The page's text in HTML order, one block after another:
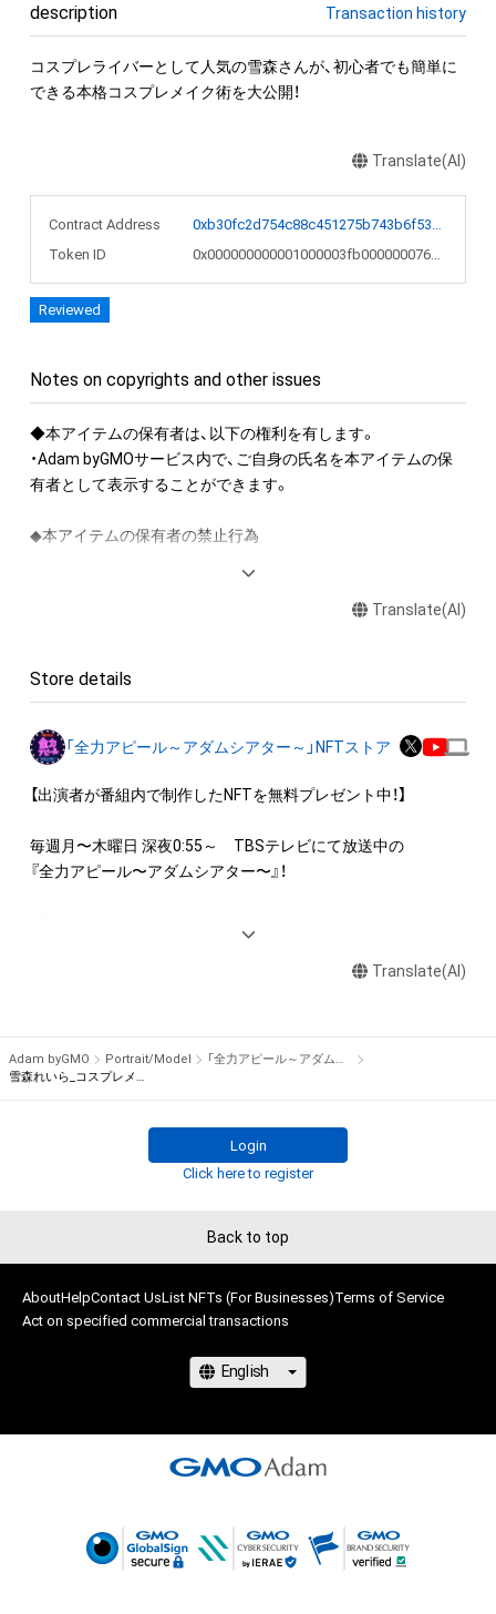
description Transaction history
コスプレライバーとして人気の雪森さんが、初心者でも簡単に
できる本格コスプレメイク術を大公開！
Translate(AI)
Contract Address
0xb30fc2d754c88c451275b743b6f530f19f643683
Token ID
0x000000000001000003fb0000000766a3
Reviewed
Notes on copyrights and other issues
◆本アイテムの保有者は、以下の権利を有します。
・Adam byGMOサービス内で、ご自身の氏名を本アイテムの保
有者として表示することができます。
◆本アイテムの保有者の禁止行為
◆本アイテムに関する注意事項
ロゴ等を含みますがこれらに限られません。)にかかる知的財産
権(著作権、特許権、実用新案権、商標権、意匠権その他の知的財
産権(それらの権利を取得し、又はそれらの権利につき登録等を
作権を有する方、著作隣接権の権利者またはその管理委託を受
けている者によって保護されています。そのため、本アイテム
・本アイテムの著作権を有する方、著作隣接権の権利者またはそ
の管理委託を受けている者からの事前の同意なしに、上記の「本
せん。)を行うことはできません。
であると判断した場合、利用をお断りさせていただきます。
・本アイテムの購入、売却および利用に関して、購入者、売却者、
方、著作隣接権の権利者またはその管理委託を受けている者は、
Translate(AI)
Store details
「全力アピール～アダムシアター～」NFTストア
【出演者が番組内で制作したNFTを無料プレゼント中！】
毎週月〜木曜日 深夜0:55～　TBSテレビにて放送中の
『全力アピール〜アダムシアター〜』！
パフォーマンスや特技を、魂を込めて全力アピール！
※本ストア内で出品されるNFTは、Adam byGMOの認定代理店
株式会社MediBangを介して出品手続きをしており、
TBSテレビおよび番組は、NFTの出品に関わる手続き・権利には
Translate(AI)
Adam byGMO Portrait/Model
「全力アピール～アダムシアター～」NFTストア
雪森れいら_コスプレメイクの秘訣を公開
Login
Click here to register
Back to top
AboutHelpContact UsList NFTs (For Businesses)Terms of Service
Act on specified commercial transactions